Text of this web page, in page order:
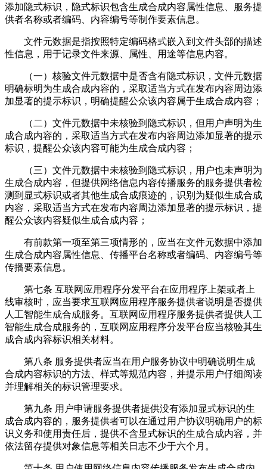
添加隐式标识，隐式标识包含生成合成内容属性信息、服务提
供者名称或者编码、内容编号等制作要素信息。
文件元数据是指按照特定编码格式嵌入到文件头部的描述
性信息，用于记录文件来源、属性、用途等信息内容。
（一）核验文件元数据中是否含有隐式标识，文件元数据
明确标明为生成合成内容的，采取适当方式在发布内容周边添
加显著的提示标识，明确提醒公众该内容属于生成合成内容；
（二）文件元数据中未核验到隐式标识，但用户声明为生
成合成内容的，采取适当方式在发布内容周边添加显著的提示
标识，提醒公众该内容可能为生成合成内容；
（三）文件元数据中未核验到隐式标识，用户也未声明为
生成合成内容，但提供网络信息内容传播服务的服务提供者检
测到显式标识或者其他生成合成痕迹的，识别为疑似生成合成
内容，采取适当方式在发布内容周边添加显著的提示标识，提
醒公众该内容疑似生成合成内容；
有前款第一项至第三项情形的，应当在文件元数据中添加
生成合成内容属性信息、传播平台名称或者编码、内容编号等
传播要素信息。
第七条 互联网应用程序分发平台在应用程序上架或者上
线审核时，应当要求互联网应用程序服务提供者说明是否提供
人工智能生成合成服务。互联网应用程序服务提供者提供人工
智能生成合成服务的，互联网应用程序分发平台应当核验其生
成合成内容标识相关材料。
第八条 服务提供者应当在用户服务协议中明确说明生成
合成内容标识的方法、样式等规范内容，并提示用户仔细阅读
并理解相关的标识管理要求。
第九条 用户申请服务提供者提供没有添加显式标识的生
成合成内容的，服务提供者可以在通过用户协议明确用户的标
识义务和使用责任后，提供不含显式标识的生成合成内容，并
依法留存提供对象信息等相关日志不少于六个月。